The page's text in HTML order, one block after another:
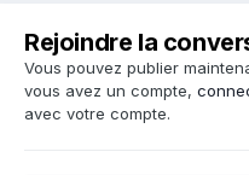
Rejoindre la
Vous pouvez publier
vous avez un compte,
avec votre compte.